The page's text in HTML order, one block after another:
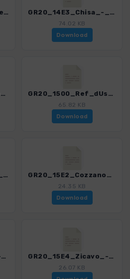
GR20_14E2_Gite_d_etape_Catastaghju_-_Crete_dAcqua_dAcelli.gpx GR20_14E3_Chisa_-_CretedAcquadAcelli.gpx
74.02 KB
Download
GR20_14E4_Cozzano_-_ColdeLaparo.gpx GR20_1500_Ref_dUsciolu_-_Bergeries_de_Basseta_-_Matalza.gpx
65.82 KB
Download
GR20_15E1_Cozzano_-_BoccadiSuragheddu.gpx GR20_15E2_Cozzano_-_ BoccadOcchiatu.gpx
24.35 KB
Download
GR20_15E3_Zicavo_-_Nord.gpx GR20_15E4_Zicavo_-_Sued.gpx
26.07 KB